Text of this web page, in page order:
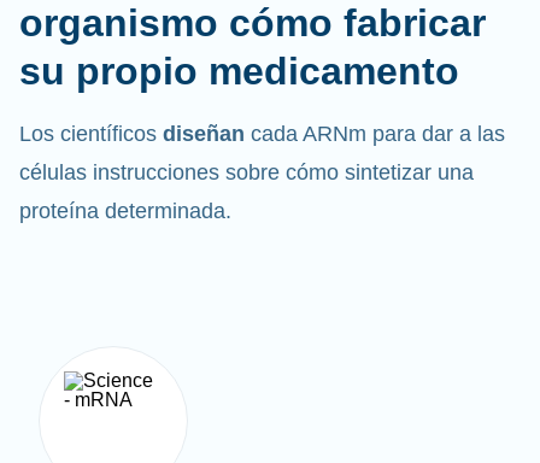
organismo cómo fabricar
su propio medicamento
Los científicos diseñan cada ARNm para dar a las
células instrucciones sobre cómo sintetizar una
proteína determinada.